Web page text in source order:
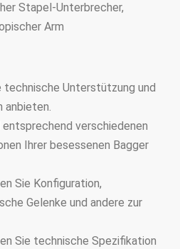
Stapel-Unterbrecher,
Arm
technische Unterstützung und
anbieten.
verschiedenen
Ihrer besessenen Bagger
Sie Konfiguration,
Gelenke und andere zur
Sie technische Spezifikation